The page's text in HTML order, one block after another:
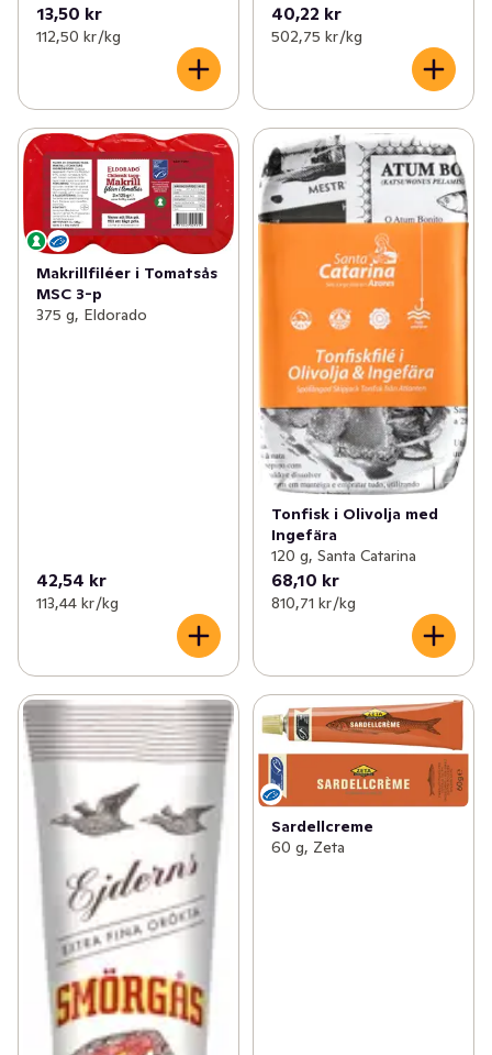
13,50 kr
112,50 kr /kg
40,22 kr
502,75 kr /kg
Makrillfiléer i Tomatsås
MSC 3-p
375 g, Eldorado
42,54 kr
113,44 kr /kg
Tonfisk i Olivolja med
Ingefära
120 g, Santa Catarina
68,10 kr
810,71 kr /kg
Sardellcreme
60 g, Zeta